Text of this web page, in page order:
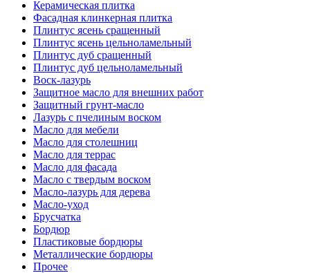
Керамическая плитка
Фасадная клинкерная плитка
Плинтус ясень сращенный
Плинтус ясень цельноламельный
Плинтус дуб сращенный
Плинтус дуб цельноламельный
Воск-лазурь
Защитное масло для внешних работ
Защитный грунт-масло
Лазурь с пчелиным воском
Масло для мебели
Масло для столешниц
Масло для террас
Масло для фасада
Масло с твердым воском
Масло-лазурь для дерева
Масло-уход
Брусчатка
Бордюр
Пластиковые бордюры
Металлические бордюры
Прочее